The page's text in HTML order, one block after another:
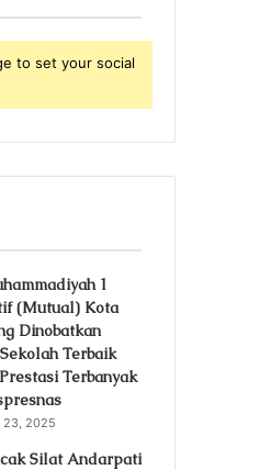
to set your social
1
(Mutual) Kota
Dinobatkan
Terbaik
Terbanyak
23, 2025
Silat Andarpati